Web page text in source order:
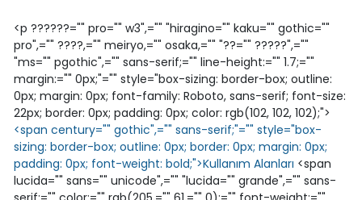
<p ??????="" pro="" w3",="" "hiragino="" kaku="" gothic=""
pro",="" ????,="" meiryo,="" osaka,="" "??="" ?????",=""
"ms="" pgothic",="" sans-serif;="" line-height:="" 1.7;=""
margin:="" 0px;"="" style="box-sizing: border-box; outline:
0px; margin: 0px; font-family: Roboto, sans-serif; font-size:
22px; border: 0px; padding: 0px; color: rgb(102, 102, 102);">
<span century="" gothic",="" sans-serif;"="" style="box-
sizing: border-box; outline: 0px; border: 0px; margin: 0px;
padding: 0px; font-weight: bold;">Kullanım Alanları <span
lucida="" sans="" unicode",="" "lucida="" grande",="" sans-